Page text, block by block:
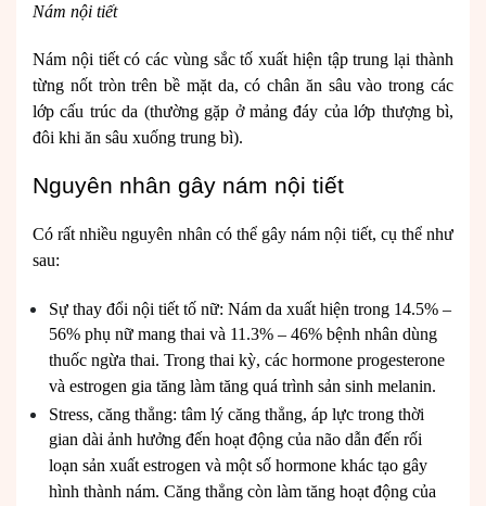
Nám nội tiết
Nám nội tiết có các vùng sắc tố xuất hiện tập trung lại thành
từng nốt tròn trên bề mặt da, có chân ăn sâu vào trong các
lớp cấu trúc da (thường gặp ở mảng đáy của lớp thượng bì,
đôi khi ăn sâu xuống trung bì).
Nguyên nhân gây nám nội tiết
Có rất nhiều nguyên nhân có thể gây nám nội tiết, cụ thể như
sau:
Sự thay đổi nội tiết tố nữ: Nám da xuất hiện trong 14.5% –
56% phụ nữ mang thai và 11.3% – 46% bệnh nhân dùng
thuốc ngừa thai. Trong thai kỳ, các hormone progesterone
và estrogen gia tăng làm tăng quá trình sản sinh melanin.
Stress, căng thẳng: tâm lý căng thẳng, áp lực trong thời
gian dài ảnh hưởng đến hoạt động của não dẫn đến rối
loạn sản xuất estrogen và một số hormone khác tạo gây
hình thành nám. Căng thẳng còn làm tăng hoạt động của